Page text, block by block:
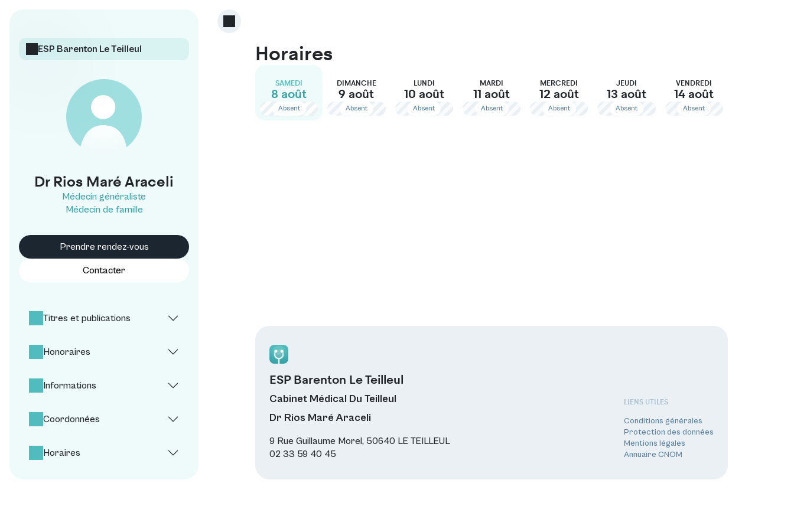
ESP Barenton Le Teilleul
R
Dr Rios Maré Araceli
Médecin généraliste
Médecin de famille
Prendre rendez-vous
Contacter
Titres et publications
Honoraires
Informations
Coordonnées
Horaires
Horaires
SAMEDI
8 août
Absent
DIMANCHE
9 août
Absent
LUNDI
10 août
Absent
MARDI
11 août
Absent
MERCREDI
12 août
Absent
JEUDI
13 août
Absent
VENDREDI
14 août
Absent
ESP Barenton Le Teilleul
Cabinet Médical Du Teilleul
Dr Rios Maré Araceli
9 Rue Guillaume Morel, 50640 LE TEILLEUL
02 33 59 40 45
LIENS UTILES
Conditions générales
Protection des données
Mentions légales
Annuaire CNOM